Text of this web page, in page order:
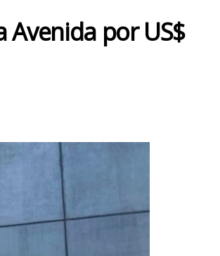
por US$